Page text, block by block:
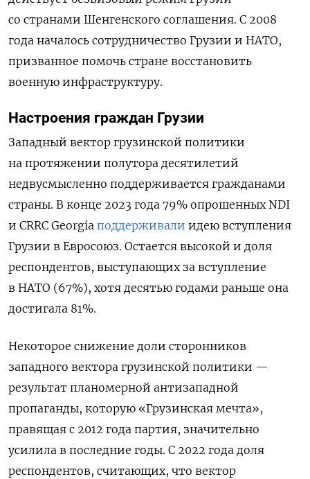
со странами Шенгенского соглашения. С 2008
года началось сотрудничество Грузии и НАТО,
призванное помочь стране восстановить
военную инфраструктуру.
Настроения граждан Грузии
Западный вектор грузинской политики
на протяжении полутора десятилетий
недвусмысленно поддерживается гражданами
страны. В конце 2023 года 79% опрошенных NDI
и CRRC Georgia поддерживали идею вступления
Грузии в Евросоюз. Остается высокой и доля
респондентов, выступающих за вступление
в НАТО (67%), хотя десятью годами раньше она
достигала 81%.
Некоторое снижение доли сторонников
западного вектора грузинской политики —
результат планомерной антизападной
пропаганды, которую «Грузинская мечта»,
правящая с 2012 года партия, значительно
усилила в последние годы. С 2022 года доля
респондентов, считающих, что вектор